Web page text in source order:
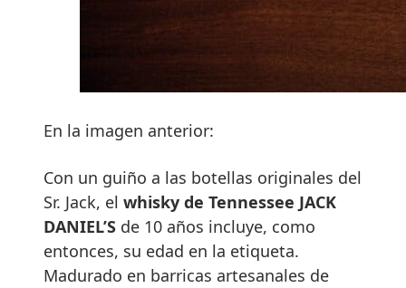
En la imagen anterior:
Con un guiño a las botellas originales del
Sr. Jack, el whisky de Tennessee JACK
DANIEL’S de 10 años incluye, como
entonces, su edad en la etiqueta.
Madurado en barricas artesanales de